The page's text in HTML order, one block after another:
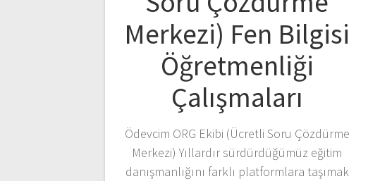
Merkezi) Fen Bilgisi
Öğretmenliği
Çalışmaları
Ödevcim ORG Ekibi (Ücretli Soru Çözdürme
Merkezi) Yıllardır sürdürdüğümüz eğitim
danışmanlığını farklı platformlara taşımak